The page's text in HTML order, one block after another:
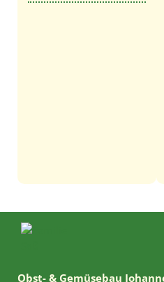
Obst- & Gemüsebau